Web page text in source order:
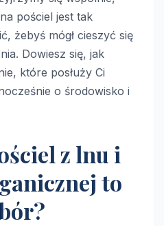
pościel jest tak
żebyś mógł cieszyć się
Dowiesz się, jak
które posłuży Ci
o środowisko i
z lnu i
to